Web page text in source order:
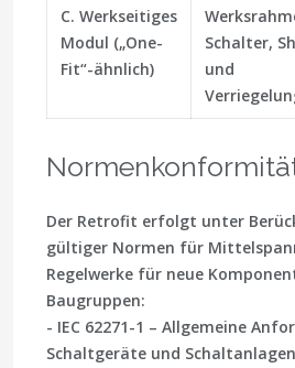
C. Werkseitiges
Modul („One-
Fit“-ähnlich)
Schalter,
und
Der Retrofit erfolgt unter
gültiger Normen für
Regelwerke für neue
Baugruppen:
- IEC 62271-1 – Allgemeine
Schaltgeräte und